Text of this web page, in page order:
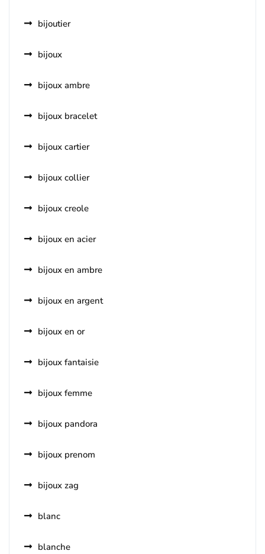
bijoutier
bijoux
bijoux ambre
bijoux bracelet
bijoux cartier
bijoux collier
bijoux creole
bijoux en acier
bijoux en ambre
bijoux en argent
bijoux en or
bijoux fantaisie
bijoux femme
bijoux pandora
bijoux prenom
bijoux zag
blanc
blanche